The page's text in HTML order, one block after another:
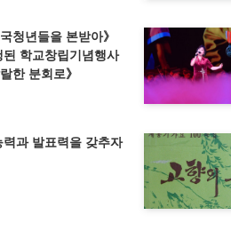
청년들을 본받아》
된 학교창립기념행사
한 분회로》
력과 발표력을 갖추자